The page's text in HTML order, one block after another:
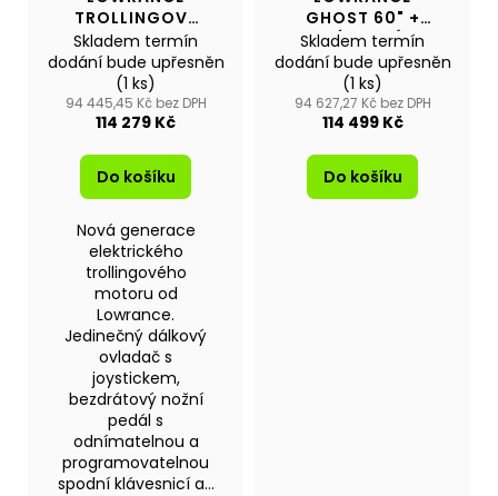
TROLLINGOVÝ
MOTOR RECON
54"FW
Skladem termín
dodání bude upřesněn
(1 ks)
94 445,45 Kč bez DPH
114 279 Kč
Do košíku
Nová generace
elektrického
trollingového
motoru od
Lowrance.
Jedinečný dálkový
ovladač s
joystickem,
bezdrátový nožní
pedál s
odnímatelnou a
programovatelnou
spodní klávesnicí a...
GHOST 60" +
DÁLKOVÝ
OVLADAČ TMR-1
Skladem termín
dodání bude upřesněn
(1 ks)
94 627,27 Kč bez DPH
114 499 Kč
Do košíku